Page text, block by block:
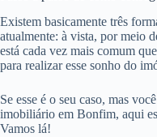
Existem basicamente três
atualmente: à vista, por meio
está cada vez mais comum
para realizar esse sonho do
Se esse é o seu caso, mas
imobiliário em Bonfim, aqui
Vamos lá!